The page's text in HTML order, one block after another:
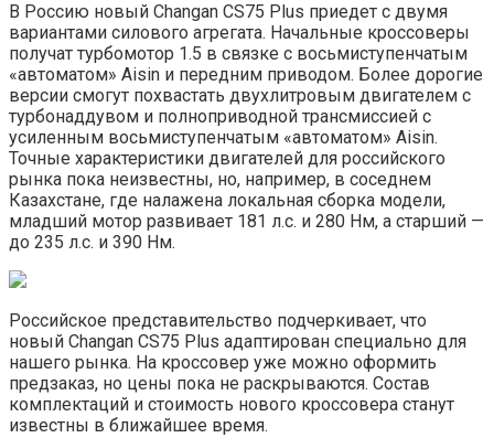
В Россию новый Changan CS75 Plus приедет с двумя
вариантами силового агрегата. Начальные кроссоверы
получат турбомотор 1.5 в связке с восьмиступенчатым
«автоматом» Aisin и передним приводом. Более дорогие
версии смогут похвастать двухлитровым двигателем с
турбонаддувом и полноприводной трансмиссией с
усиленным восьмиступенчатым «автоматом» Aisin.
Точные характеристики двигателей для российского
рынка пока неизвестны, но, например, в соседнем
Казахстане, где налажена локальная сборка модели,
младший мотор развивает 181 л.с. и 280 Нм, а старший —
до 235 л.с. и 390 Нм.
Российское представительство подчеркивает, что
новый Changan CS75 Plus адаптирован специально для
нашего рынка. На кроссовер уже можно оформить
предзаказ, но цены пока не раскрываются. Состав
комплектаций и стоимость нового кроссовера станут
известны в ближайшее время.